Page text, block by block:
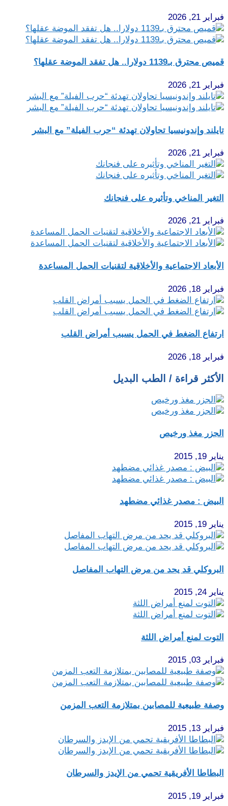
فبراير 21, 2026
قميص محترق بـ1139 دولارا.. هل تفقد الموضة عقلها؟
فبراير 21, 2026
تايلند وإندونيسيا تحاولان تهدئة “حرب الفيلة” مع البشر
فبراير 21, 2026
التغير المناخي وتأثيره على فنجانك
فبراير 21, 2026
الأبعاد الاجتماعية والأخلاقية لتقنيات الحمل المساعدة
فبراير 18, 2026
ارتفاع الضغط في الحمل يسبب أمراض القلب
فبراير 18, 2026
الأكثر قراءة / الطب البديل
الجزر مغذ ورخيص
يناير 19, 2015
البيض : مصدر غذائي مضطهد
يناير 19, 2015
البروكلي قد يحد من مرض التهاب المفاصل
يناير 24, 2015
التوت لمنع أمراض اللثة
فبراير 03, 2015
وصفة طبيعية للمصابين بمتلازمة التعب المزمن
فبراير 13, 2015
البطاطا الأفريقية تحمي من الإيدز والسرطان
فبراير 19, 2015